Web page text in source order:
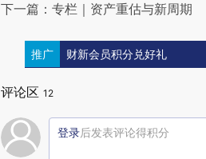
下一篇：专栏｜资产重估与新周期
推广 财新会员积分兑好礼
评论区 12
登录后发表评论得积分